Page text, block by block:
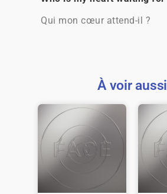
Qui mon cœur attend-il ?
À voir aussi